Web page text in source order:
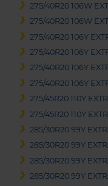
275/40R20 106W
275/40R20 106W
275/40R20 106Y
275/40R20 106Y
275/40R20 106Y
275/40R20 106Y
275/45R20 110Y
275/45R20 110Y
285/30R20 99Y
285/30R20 99Y
285/30R20 99Y
285/30R20 99Y